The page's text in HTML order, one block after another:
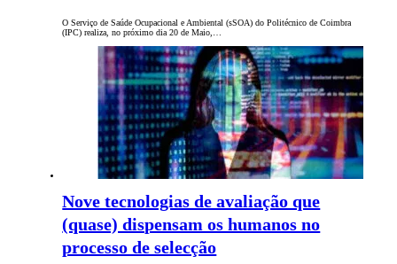
O Serviço de Saúde Ocupacional e Ambiental (sSOA) do Politécnico de Coimbra
(IPC) realiza, no próximo dia 20 de Maio,…
Nove tecnologias de avaliação que
(quase) dispensam os humanos no
processo de selecção